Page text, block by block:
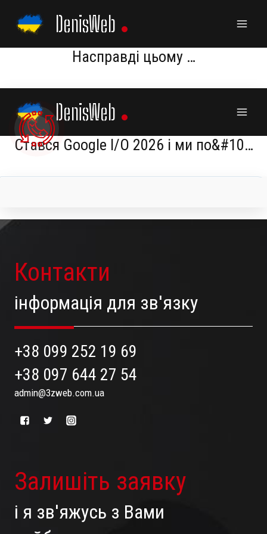
content
DenisWeb
Насправді цьому …
Контакти
інформація для зв'язку
+38 099 252 19 69
+38 097 644 27 54
admin@3zweb.com.ua
Залишіть заявку
і я зв'яжусь з Вами